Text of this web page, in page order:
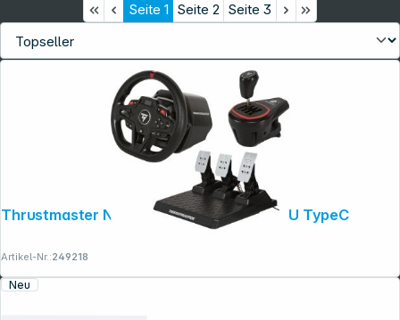
Seite 1 Seite 2 Seite 3
Thrustmaster New T248R Shifter Pack EU TypeC
Artikel-Nr.:249218
Neu